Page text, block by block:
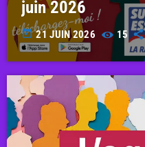
juin 2026
today 21 JUIN 2026 15